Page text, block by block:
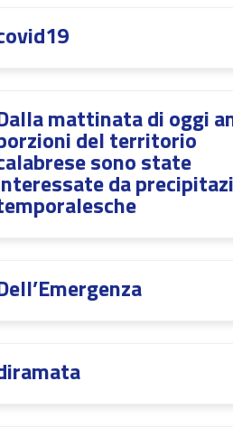
mattinata di oggi
del territorio
sono state
da